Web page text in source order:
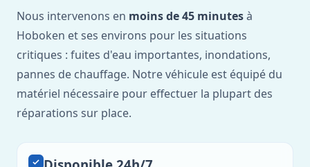
Nous intervenons en moins de 45 minutesà
Hoboken et ses environs pour les situations
critiques : fuites d'eau importantes, inondations,
pannes de chauffage. Notre véhicule est équipé du
matériel nécessaire pour effectuer la plupart des
réparations sur place.